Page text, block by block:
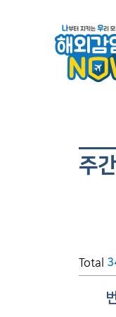
주
Total